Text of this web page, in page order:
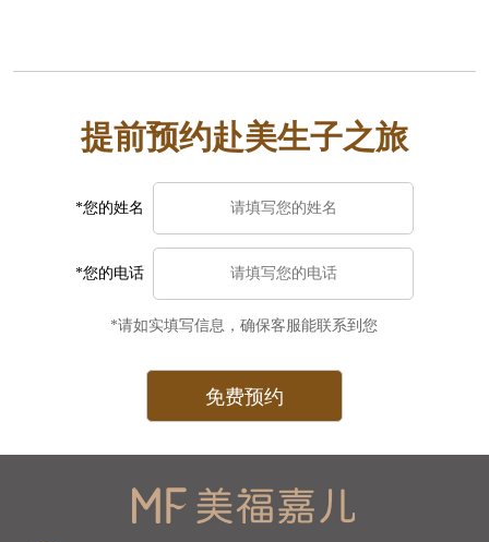
提前预约赴美生子之旅
*您的姓名
*您的电话
*请如实填写信息，确保客服能联系到您